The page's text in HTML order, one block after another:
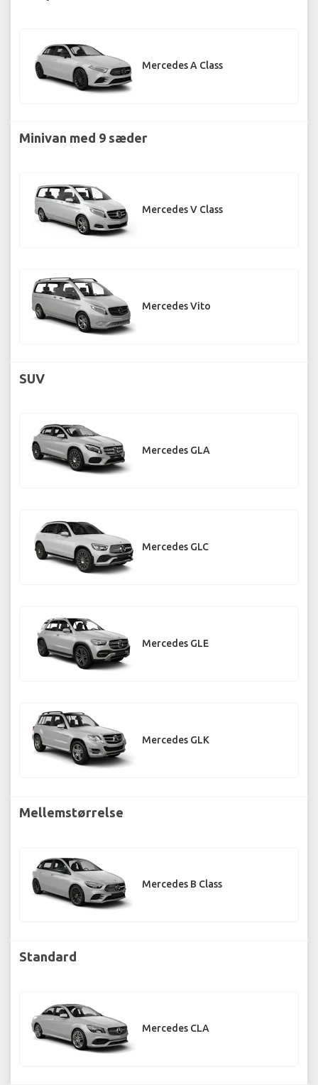
Mercedes A Class
Minivan med 9 sæder
Mercedes V Class
Mercedes Vito
SUV
Mercedes GLA
Mercedes GLC
Mercedes GLE
Mercedes GLK
Mellemstørrelse
Mercedes B Class
Standard
Mercedes CLA